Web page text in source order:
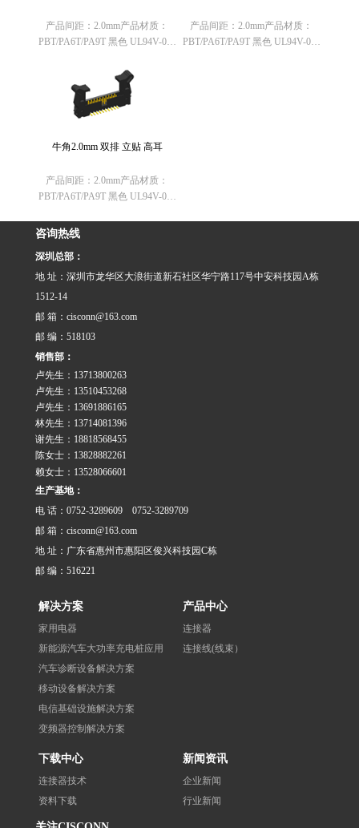
产品间距：2.0mm产品材质：
PBT/PA6T/PA9T 黑色 UL94V-0欧
（2011/65/EU）要求欧盟REACH
法规： 不含有REACH
SVHC(1907/2006/E……
产品间距：2.0mm产品材质：
PBT/PA6T/PA9T 黑色 UL94V-0欧
牛角2.0mm 双排 立贴 高耳
产品间距：2.0mm产品材质：
PBT/PA6T/PA9T 黑色 UL94V-0欧
（2011/65/EU）要求欧盟REACH
SVHC(1907/2006/E……
咨询热线
深圳总部：
地 址：深圳市龙华区大浪街道新石社区华宁路117号中安科技园A栋
1512-14
邮 箱：cisconn@163.com
邮 编：518103
销售部：
卢先生：13713800263
卢先生：13510453268
卢先生：13691886165
林先生：13714081396
谢先生：18818568455
陈女士：13828882261
赖女士：13528066601
生产基地：
电 话：0752-3289609 0752-3289709
邮 箱：cisconn@163.com
地 址：广东省惠州市惠阳区俊兴科技园C栋
邮 编：516221
解决方案
家用电器
新能源汽车大功率充电桩应用
汽车诊断设备解决方案
移动设备解决方案
电信基础设施解决方案
变频器控制解决方案
产品中心
连接器
连接线(线束）
下载中心
连接器技术
资料下载
新闻资讯
企业新闻
行业新闻